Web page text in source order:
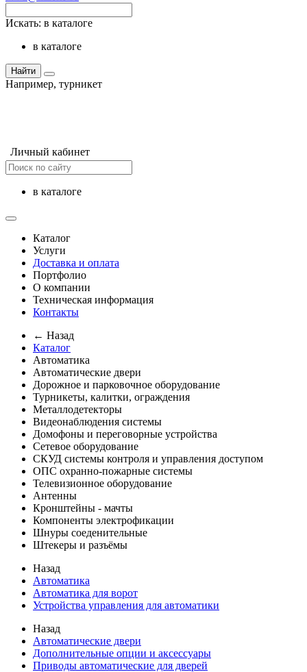
Искать: в каталоге
в каталоге
Найти
Например, турникет
Личный кабинет
в каталоге
Каталог
Услуги
Доставка и оплата
Портфолио
О компании
Техническая информация
Контакты
← Назад
Каталог
Автоматика
Автоматические двери
Дорожное и парковочное оборудование
Турникеты, калитки, ограждения
Металлодетекторы
Видеонаблюдения cистемы
Домофоны и переговорные устройства
Сетевое оборудование
СКУД системы контроля и управления доступом
ОПС охранно-пожарные системы
Телевизионное оборудование
Антенны
Кронштейны - мачты
Компоненты электрофикации
Шнуры соеденительные
Штекеры и разъёмы
Назад
Автоматика
Автоматика для ворот
Устройства управления для автоматики
Назад
Автоматические двери
Дополнительные опции и аксессуары
Приводы автоматические для дверей